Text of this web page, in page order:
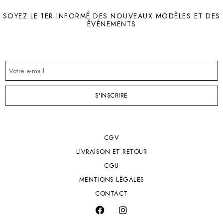
SOYEZ LE 1ER INFORMÉ DES NOUVEAUX MODÈLES ET DES
ÉVÉNEMENTS
S'INSCRIRE
CGV
LIVRAISON ET RETOUR
CGU
MENTIONS LÉGALES
CONTACT